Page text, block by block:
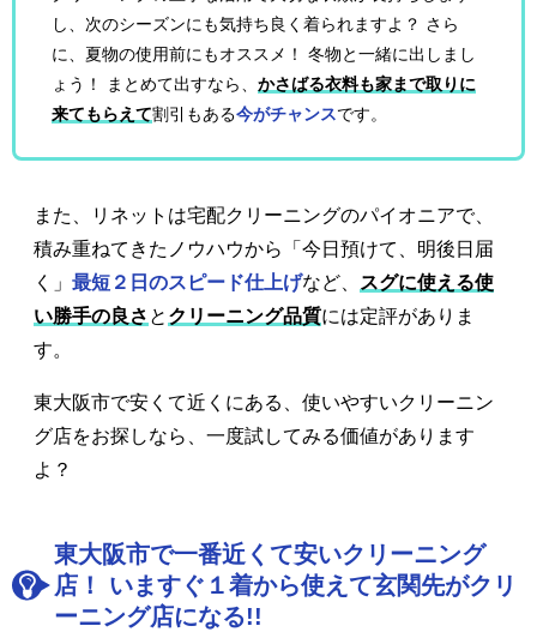
し、次のシーズンにも気持ち良く着られますよ？ さら
に、夏物の使用前にもオススメ！ 冬物と一緒に出しまし
ょう！ まとめて出すなら、かさばる衣料も家まで取りに
来てもらえて割引もある今がチャンスです。
また、リネットは宅配クリーニングのパイオニアで、
積み重ねてきたノウハウから「今日預けて、明後日届
く」 最短２日のスピード仕上げなど、
スグに使える使
い勝手の良さ と クリーニング品質には定評がありま
す。
東大阪市で安くて近くにある、使いやすいクリーニン
グ店をお探しなら、一度試してみる価値があります
よ？
東大阪市で一番近くて安いクリーニング
店！ いますぐ１着から使えて玄関先がクリ
ーニング店になる!!